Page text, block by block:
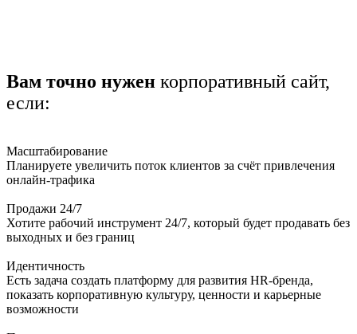
Вам точно нужен корпоративный сайт,
если:
Масштабирование
Планируете увеличить поток клиентов за счёт привлечения
онлайн-трафика
Продажи 24/7
Хотите рабочий инструмент 24/7, который будет продавать без
выходных и без границ
Идентичность
Есть задача создать платформу для развития HR-бренда,
показать корпоративную культуру, ценности и карьерные
возможности